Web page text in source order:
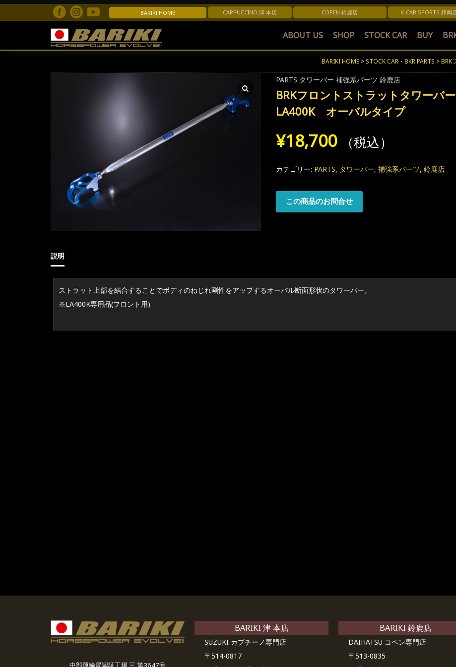
BARIKI HOME CAPPUCCINO 津 本店 COPEN 鈴鹿店 K-CAR SPORTS 静岡
ABOUT US SHOP STOCK CAR BUY
BARIKI HOME > STOCK CAR・BKR PARTS >BRK
Categories:
PARTS タワーバー 補強系パーツ 鈴鹿店
BRKフロントストラットタワーバ
LA400K オーバルタイプ
¥18,700 （税込）
カテゴリー: PARTS, タワーバー, 補強系パーツ, 鈴鹿店
この商品のお問合せ
説明
ストラット上部を結合することでボディのねじれ剛性をアップするオーバル断面形状のタワーバー。
※LA400K専用品(フロント用)
中部運輸局認証工場 三 第3647号
BARIKI 津 本店
SUZUKI カプチーノ専門店
〒514-0817
BARIKI 鈴鹿店
DAIHATSU コペン専門店
〒513-0835